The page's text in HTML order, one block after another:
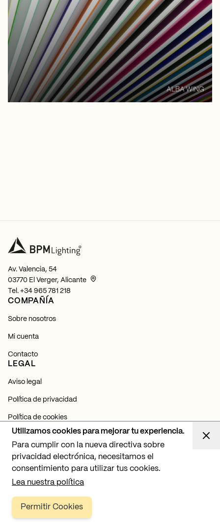
Utilizamos cookies para mejorar tu experiencia.
Para cumplir con la nueva directiva sobre
privacidad electrónica, necesitamos el
consentimiento para utilizar tus cookies.
Lea nuestra política
Permitir Cookies
ALBA WING
Av. Valencia, 54
03770 El Verger, Alicante
Tel. +34 965 781 218
COMPAÑÍA
Sobre nosotros
Mi cuenta
Contacto
LEGAL
Aviso legal
Política de privacidad
Política de cookies
NEWSLETTER
Suscríbete y entérate de todas nuestras novedades,
lanzamientos y proyectos de iluminación.
Suscribirme
Copyright © 2026 BPM Lighting, SL. Todos los derechos reservados.